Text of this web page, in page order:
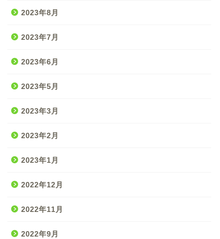
2023年8月
2023年7月
2023年6月
2023年5月
2023年3月
2023年2月
2023年1月
2022年12月
2022年11月
2022年9月